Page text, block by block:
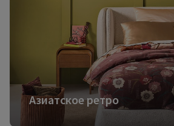
Азиатское ретро